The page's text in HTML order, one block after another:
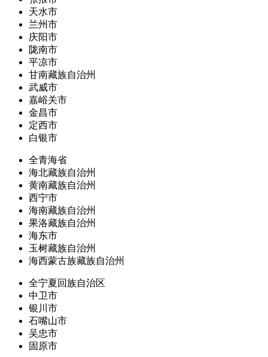
天水市
兰州市
庆阳市
陇南市
平凉市
甘南藏族自治州
武威市
嘉峪关市
金昌市
定西市
白银市
全青海省
海北藏族自治州
黄南藏族自治州
西宁市
海南藏族自治州
果洛藏族自治州
海东市
玉树藏族自治州
海西蒙古族藏族自治州
全宁夏回族自治区
中卫市
银川市
石嘴山市
吴忠市
固原市